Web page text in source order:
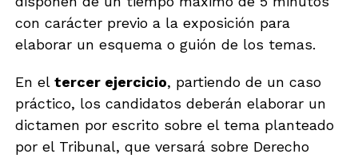
con carácter previo a la exposición para
elaborar un esquema o guión de los temas.
En el tercer ejercicio, partiendo de un caso
práctico, los candidatos deberán elaborar un
dictamen por escrito sobre el tema planteado
por el Tribunal, que versará sobre Derecho